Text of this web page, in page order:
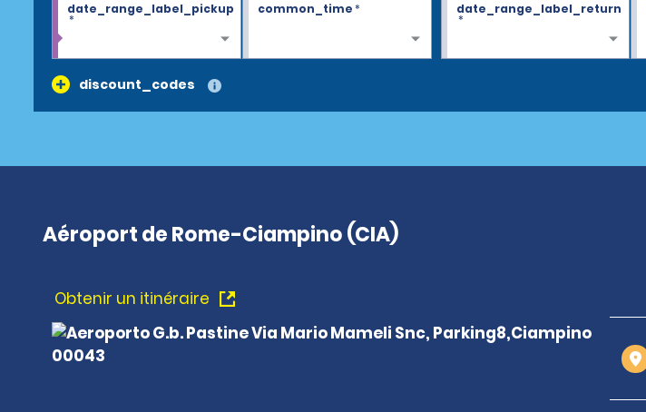
date_range_label_pickup
*
common_time* date_range_label_return
*
discount_codes
Aéroport de Rome-Ciampino (CIA)
Obtenir un itinéraire